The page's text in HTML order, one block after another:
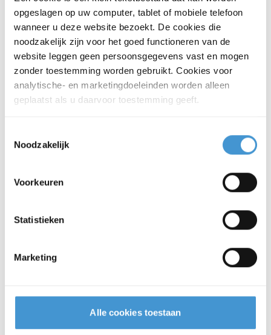
opgeslagen op uw computer, tablet of mobiele telefoon
wanneer u deze website bezoekt. De cookies die
noodzakelijk zijn voor het goed functioneren van de
website leggen geen persoonsgegevens vast en mogen
zonder toestemming worden gebruikt. Cookies voor
analytische- en marketingdoeleinden worden alleen
geplaatst als u daarvoor toestemming geeft.
Noodzakelijk
Voorkeuren
Statistieken
Marketing
Alle cookies toestaan
‘Zzp’er(s) inhuren? Voorkom
schijnzelfstandigheid’
Vul uw gegevens in en ontvang de
whitepaper ‘Zzp’er(s) inhuren? Voorkom
schijnzelfstandigheid’.